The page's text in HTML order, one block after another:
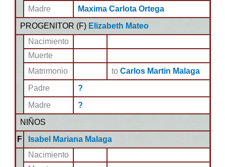
Madre
Maxima Carlota Ortega
PROGENITOR (F) Elizabeth Mateo
Nacimiento
Muerte
Matrimonio
to Carlos Martin Malaga
Padre
?
Madre
?
NIÑOS
F
Isabel Mariana Malaga
Nacimiento